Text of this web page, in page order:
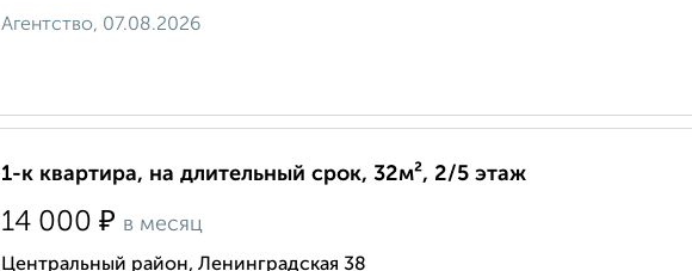
Агентство, 07.08.2026
1-к квартира, на длительный срок, 32м², 2/5 этаж
14 000 ₽ в месяц
Центральный район, Ленинградская 38